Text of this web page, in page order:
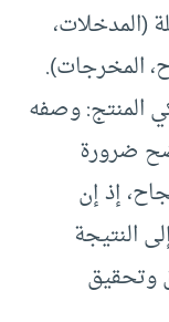
(المدخلات،
المخرجات).
المنتج: وصفه
ضرورة
إذ إن
النتيجة
وتحقيق